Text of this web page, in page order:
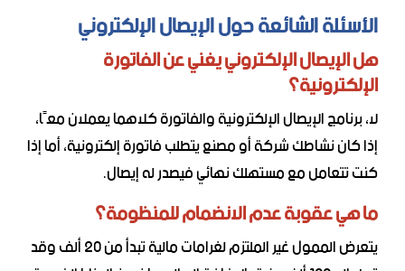
الأسئلة الشائعة حول الإيصال الإلكتروني
هل الإيصال الإلكتروني يغني عن الفاتورة
الإلكترونية؟
لا، برنامج الإيصال الإلكترونية والفاتورة كلاهما يعملان معًا،
إذا كان نشاطك شركة أو مصنع يتطلب فاتورة إلكترونية، أما إذا
كنت تتعامل مع مستهلك نهائي فيصدر له إيصال.
ما هي عقوبة عدم الانضمام للمنظومة؟
يتعرض الممول غير الملتزم لغرامات مالية تبدأ من 20 ألف وقد